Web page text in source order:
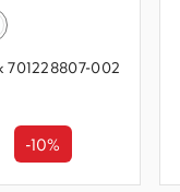
701228807-002
-10%